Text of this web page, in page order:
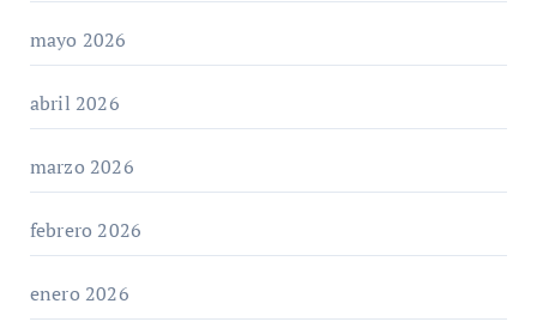
mayo 2026
abril 2026
marzo 2026
febrero 2026
enero 2026